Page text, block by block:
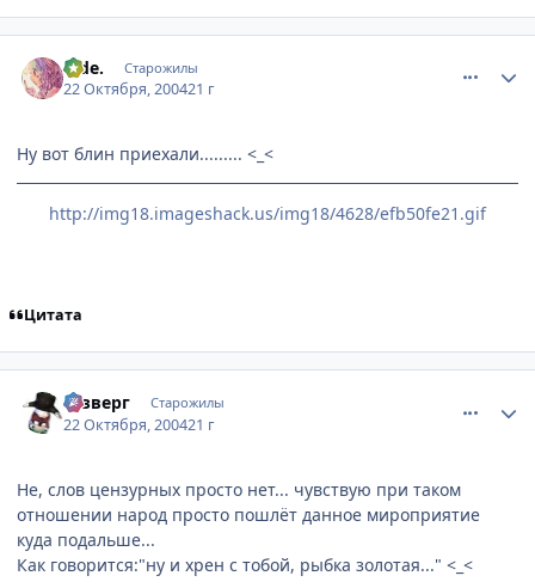
hide. Старожилы
22 Октября, 200421 г
Ну вот блин приехали......... <_<
http://img18.imageshack.us/img18/4628/efb50fe21.gif
Цитата
Юзверг Старожилы
22 Октября, 200421 г
Не, слов цензурных просто нет... чувствую при таком
отношении народ просто пошлёт данное мироприятие
куда подальше...
Как говорится:"ну и хрен с тобой, рыбка золотая..." <_<